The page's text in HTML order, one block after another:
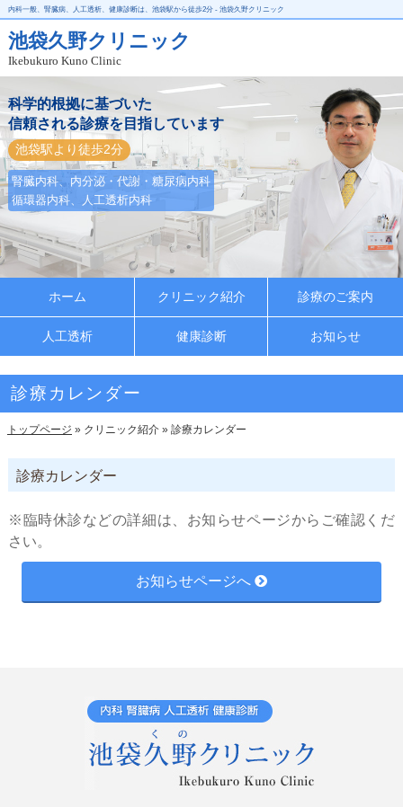
内科一般、腎臓病、人工透析、健康診断は、池袋駅から徒歩2分 - 池袋久野クリニック
池袋久野クリニック
Ikebukuro Kuno Clinic
科学的根拠に基づいた
信頼される診療を目指しています
池袋駅より徒歩2分
腎臓内科、内分泌・代謝・糖尿病内科
循環器内科、人工透析内科
ホーム クリニック紹介 診療のご案内
人工透析 健康診断 お知らせ
診療カレンダー
トップページ » クリニック紹介 » 診療カレンダー
診療カレンダー
※臨時休診などの詳細は、お知らせページからご確認くだ
さい。
お知らせページへ